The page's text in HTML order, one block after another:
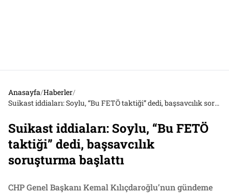
Anasayfa/Haberler/
Suikast iddiaları: Soylu, “Bu FETÖ taktiği” dedi, başsavcılık soruşturma başlattı
Suikast iddiaları: Soylu, “Bu FETÖ
taktiği” dedi, başsavcılık
soruşturma başlattı
CHP Genel Başkanı Kemal Kılıçdaroğlu’nun gündeme